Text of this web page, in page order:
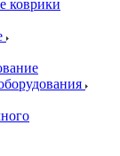
коврики